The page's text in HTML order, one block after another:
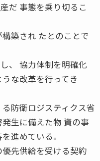
だ 事態を乗り切るこ
築され たとのことで
、 協力体制を明確化
な改革を行ってき
防衛ロジスティクス省
発生に備えた物 資の事
進めている。
先供給を受ける契約